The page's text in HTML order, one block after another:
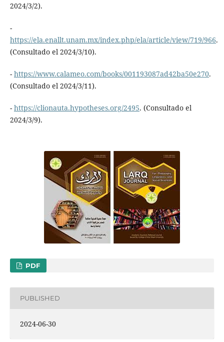
2024/3/2).
-
https://ela.enallt.unam.mx/index.php/ela/article/view/719/966.
(Consultado el 2024/3/10).
- https://www.calameo.com/books/001193087ad42ba50e270.
(Consultado el 2024/3/11).
- https://clionauta.hypotheses.org/2495. (Consultado el
2024/3/9).
PDF
PUBLISHED
2024-06-30